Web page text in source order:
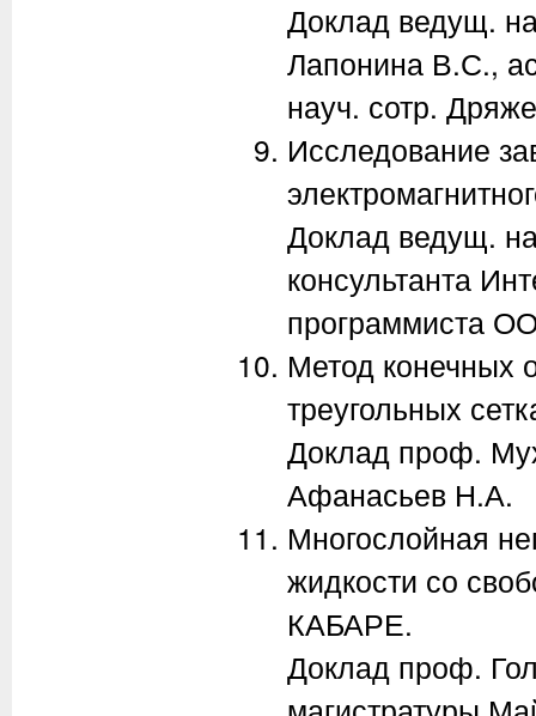
Доклад ведущ.
Лапонина В.С.,
науч. сотр.
Исследование
Доклад ведущ.
консультанта
программиста
Метод конечных
треугольных
Доклад проф.
Афанасьев Н.А.
Многослойная
жидкости со
КАБАРЕ.
Доклад проф.